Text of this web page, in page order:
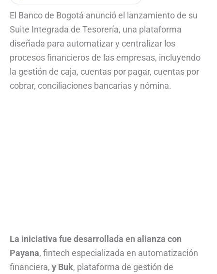
El Banco de Bogotá anunció el lanzamiento de su
Suite Integrada de Tesorería, una plataforma
diseñada para automatizar y centralizar los
procesos financieros de las empresas, incluyendo
la gestión de caja, cuentas por pagar, cuentas por
cobrar, conciliaciones bancarias y nómina.
La iniciativa fue desarrollada en alianza con
Payana, fintech especializada en automatización
financiera, y Buk, plataforma de gestión de